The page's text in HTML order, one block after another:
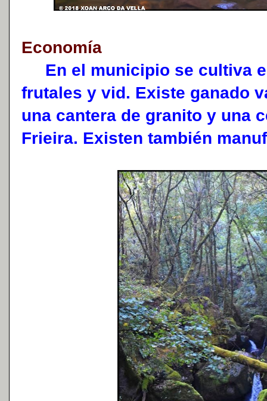
Economía
En el municipio se cultiva
frutales y vid. Existe ganado
una cantera de granito y una
Frieira. Existen también